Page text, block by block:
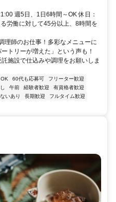
週5日、1日6時間～OK 休日：
労働に対して45分以上、8時間を
理師のお仕事！多彩なメニューに
トリーが増えた」という声も！
施設で仕込みや調理をお願いしま
60代も応募可
フリーター歓迎
午前 経験者歓迎
有資格者歓迎
いあり 長期歓迎
フルタイム歓迎